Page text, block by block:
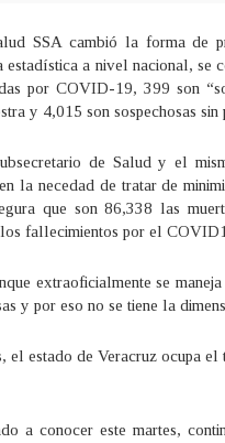
SSA cambió la forma de
a nivel nacional, se
por COVID-19, 399 son
y 4,015 son sospechosas
de Salud y el
la necedad de tratar de
que son 86,338 las
fallecimientos por el
extraoficialmente se
y por eso no se tiene la
el estado de Veracruz ocupa
a conocer este martes,